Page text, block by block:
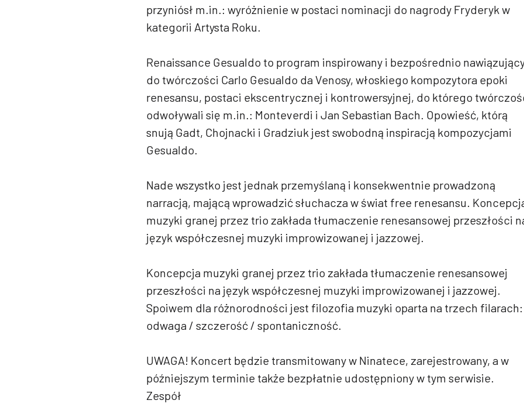
przyniósł m.in.: wyróżnienie w postaci nominacji do nagrody Fryderyk w
kategorii Artysta Roku.
Renaissance Gesualdo to program inspirowany i bezpośrednio
do twórczości Carlo Gesualdo da Venosy, włoskiego kompozytora epoki
renesansu, postaci ekscentrycznej i kontrowersyjnej, do którego
odwoływali się m.in.: Monteverdi i Jan Sebastian Bach. Opowieść, którą
snują Gadt, Chojnacki i Gradziuk jest swobodną inspiracją kompozycjami
Gesualdo.
Nade wszystko jest jednak przemyślaną i konsekwentnie prowadzoną
narracją, mającą wprowadzić słuchacza w świat free renesansu.
muzyki granej przez trio zakłada tłumaczenie renesansowej przeszłości
język współczesnej muzyki improwizowanej i jazzowej.
Koncepcja muzyki granej przez trio zakłada tłumaczenie renesansowej
przeszłości na język współczesnej muzyki improwizowanej i jazzowej.
Spoiwem dla różnorodności jest filozofia muzyki oparta na trzech filarach:
odwaga / szczerość / spontaniczność.
UWAGA! Koncert będzie transmitowany w Ninatece, zarejestrowany, a w
późniejszym terminie także bezpłatnie udostępniony w tym serwisie.
Zespół